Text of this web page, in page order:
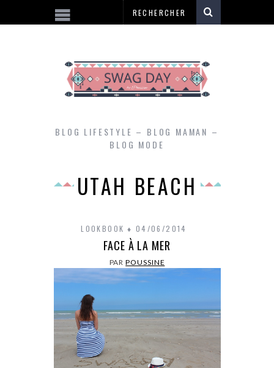
BLOG LIFESTYLE – BLOG MAMAN –
BLOG MODE
UTAH BEACH
LOOKBOOK 04/06/2014
FACE À LA MER
PARPOUSSINE